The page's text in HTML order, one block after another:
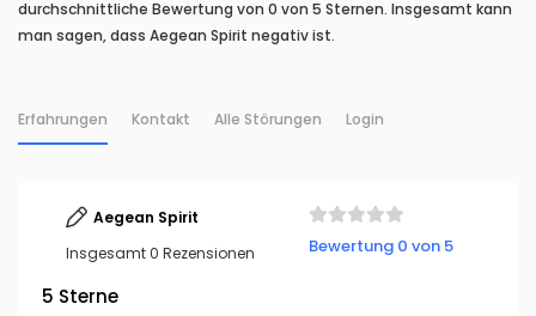
durchschnittliche Bewertung von 0 von 5 Sternen. Insgesamt kann
man sagen, dass Aegean Spirit negativ ist.
Erfahrungen Kontakt Alle Störungen Login
Aegean Spirit
Insgesamt 0 Rezensionen
Bewertung 0 von 5
5 Sterne